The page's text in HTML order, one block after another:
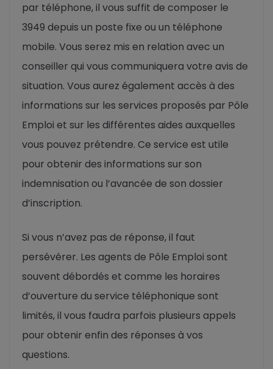
par téléphone, il vous suffit de composer le
3949 depuis un poste fixe ou un téléphone
mobile. Vous serez mis en relation avec un
conseiller qui vous communiquera votre avis de
situation. Vous aurez également accès à des
informations sur les services proposés par Pôle
Emploi et sur les différentes aides auxquelles
vous pouvez prétendre. Ce service est utile
pour obtenir des informations sur son
indemnisation ou l’avancée de son dossier
d’inscription.
Si vous n’avez pas de réponse, il faut
persévérer. Les agents de Pôle Emploi sont
souvent débordés et comme les horaires
d’ouverture du service téléphonique sont
limités, il vous faudra parfois plusieurs appels
pour obtenir enfin des réponses à vos
questions.